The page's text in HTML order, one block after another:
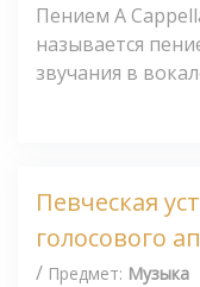
Пением А
называется
звучания в
Певческая
голосового
/ Предмет: Музыка